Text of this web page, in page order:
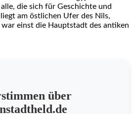
die sich für Geschichte und
am östlichen Ufer des Nils,
einst die Hauptstadt des antiken
über